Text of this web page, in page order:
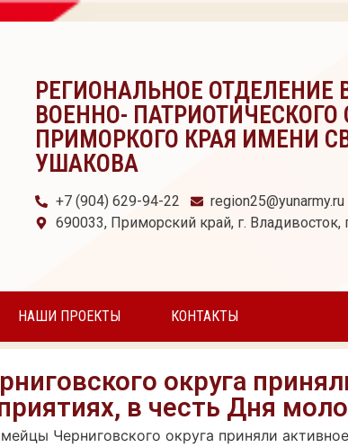
РЕГИОНАЛЬНОЕ ОТДЕЛЕНИЕ
ВОЕННО-
ПРИМОРКОГО КРАЯ ИМЕНИ
УШАКОВА
+7 (904) 629-94-22
region25@yunarmy.ru
690033, Приморский край, г.
НАШИ ПРОЕКТЫ КОНТАКТЫ
округа
в честь Дня
Черниговского округа приняли